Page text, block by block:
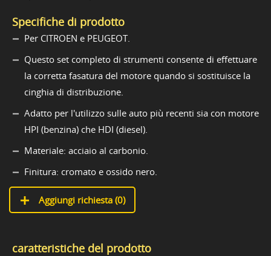
Specifiche di prodotto
Per CITROEN e PEUGEOT.
Questo set completo di strumenti consente di effettuare
la corretta fasatura del motore quando si sostituisce la
cinghia di distribuzione.
Adatto per l'utilizzo sulle auto più recenti sia con motore
HPI (benzina) che HDI (diesel).
Materiale: acciaio al carbonio.
Finitura: cromato e ossido nero.
Aggiungi richiesta (0)
caratteristiche del prodotto